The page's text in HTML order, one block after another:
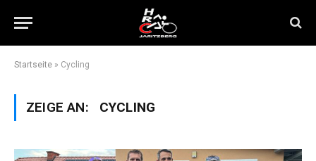
Startseite » Cycling
ZEIGE AN: CYCLING